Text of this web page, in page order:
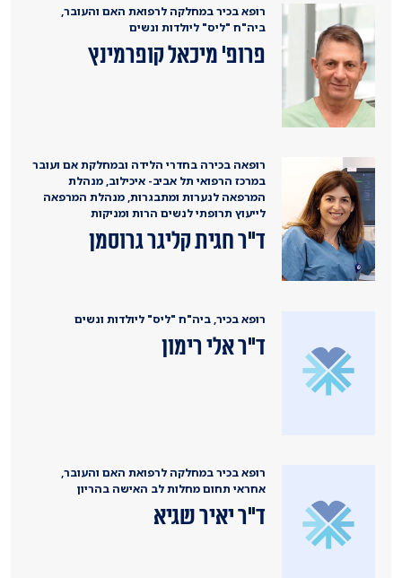
רופא בכיר במחלקה לרפואת האם והעובר,
ביה"ח "ליס" ליולדות ונשים
פרופ' מיכאל קופרמינץ
רופאה בכירה בחדרי הלידה ובמחלקת אם ועובר
במרכז הרפואי תל אביב- איכילוב, מנהלת
המרפאה לנערות ומתבגרות, מנהלת המרפאה
לייעוץ תרופתי לנשים הרות ומניקות
ד"ר חגית קליגר גרוסמן
רופא בכיר, ביה"ח "ליס" ליולדות ונשים
ד"ר אלי רימון
רופא בכיר במחלקה לרפואת האם והעובר,
אחראי תחום מחלות לב האישה בהריון
ד"ר יאיר שגיא